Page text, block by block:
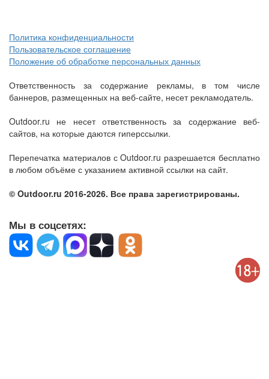
Политика конфиденциальности
Пользовательское соглашение
Положение об обработке персональных данных
Ответственность за содержание рекламы, в том числе
баннеров, размещенных на веб-сайте, несет рекламодатель.
Outdoor.ru не несет ответственность за содержание веб-
сайтов, на которые даются гиперссылки.
Перепечатка материалов с Outdoor.ru разрешается бесплатно
в любом объёме с указанием активной ссылки на сайт.
© Outdoor.ru 2016-2026. Все права зарегистрированы.
Мы в соцсетях: